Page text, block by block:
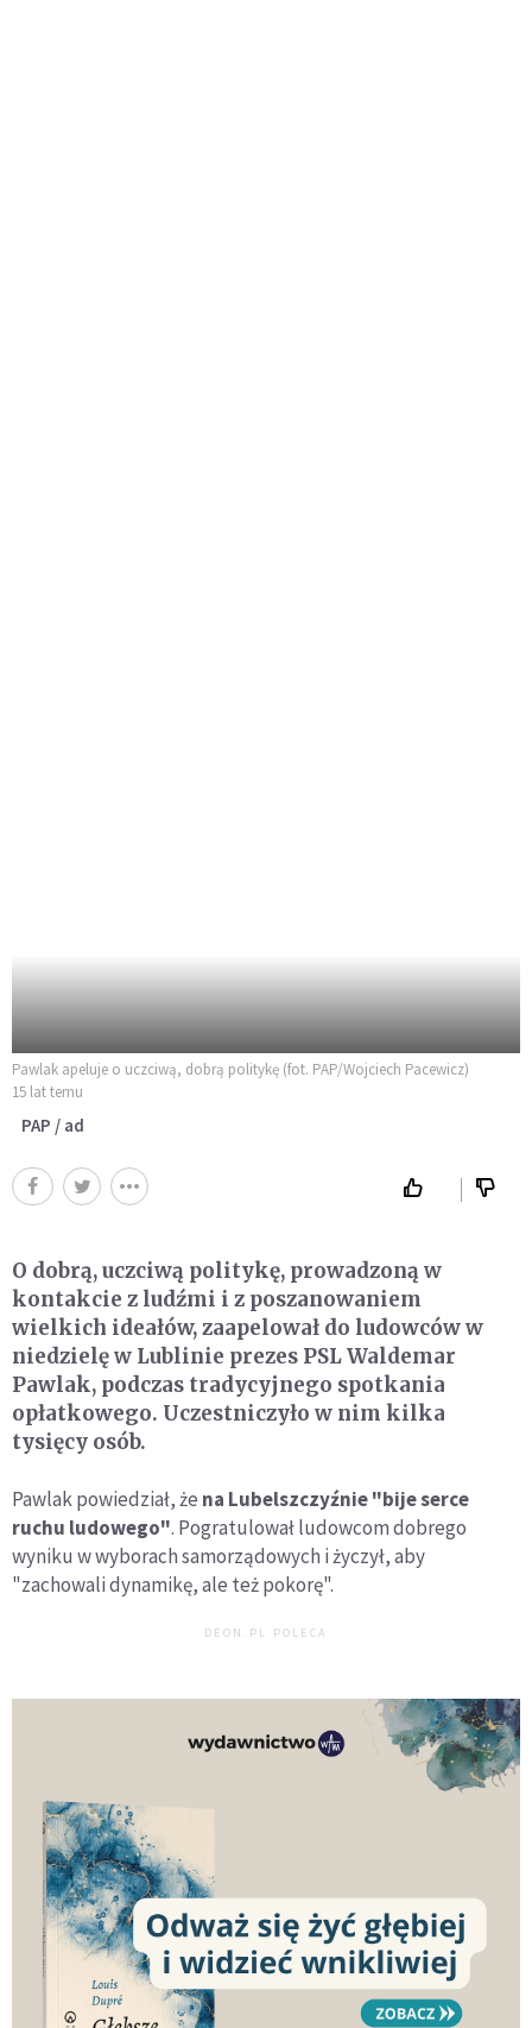
Pawlak apeluje o uczciwą, dobrą politykę (fot. PAP/Wojciech Pacewicz)
15 lat temu
PAP / ad
O dobrą, uczciwą politykę, prowadzoną w
kontakcie z ludźmi i z poszanowaniem
wielkich ideałów, zaapelował do ludowców w
niedzielę w Lublinie prezes PSL Waldemar
Pawlak, podczas tradycyjnego spotkania
opłatkowego. Uczestniczyło w nim kilka
tysięcy osób.
Pawlak powiedział, że na Lubelszczyźnie "bije serce
ruchu ludowego". Pogratulował ludowcom dobrego
wyniku w wyborach samorządowych i życzył, aby
"zachowali dynamikę, ale też pokorę".
DEON.PL POLECA